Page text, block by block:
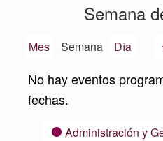
Semana
Mes Semana Día
No hay eventos
fechas.
CategoríasAdministración y